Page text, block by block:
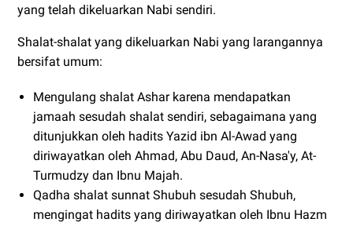
yang telah dikeluarkan Nabi sendiri.
Shalat-shalat yang dikeluarkan Nabi yang larangannya
bersifat umum:
Mengulang shalat Ashar karena mendapatkan
jamaah sesudah shalat sendiri, sebagaimana yang
ditunjukkan oleh hadits Yazid ibn Al-Awad yang
diriwayatkan oleh Ahmad, Abu Daud, An-Nasa'y, At-
Turmudzy dan Ibnu Majah.
Qadha shalat sunnat Shubuh sesudah Shubuh,
mengingat hadits yang diriwayatkan oleh Ibnu Hazm